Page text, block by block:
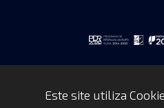
Este site utiliza